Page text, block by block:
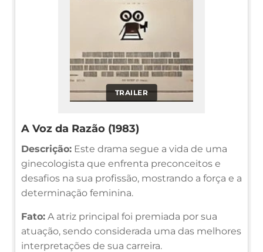
TRAILER
A Voz da Razão (1983)
Descrição: Este drama segue a vida de uma
ginecologista que enfrenta preconceitos e
desafios na sua profissão, mostrando a força e a
determinação feminina.
Fato: A atriz principal foi premiada por sua
atuação, sendo considerada uma das melhores
interpretações de sua carreira.